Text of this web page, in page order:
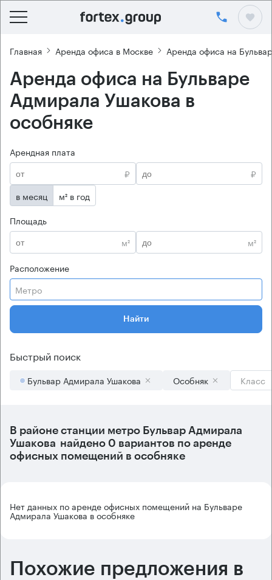
Главная Аренда офиса в Москве Аренда офиса на
Аренда офиса на Бульваре
Адмирала Ушакова в
особняке
Арендная плата
₽
₽
в месяц
м² в год
Площадь
м²
м²
Расположение
Метро
Найти
Быстрый поиск
Бульвар Адмирала Ушакова Особняк Класс
В районе станции метро Бульвар Адмирала
Ушакова найдено 0 вариантов по аренде
офисных помещений в особняке
Нет данных по аренде офисных помещений на Бульваре
Адмирала Ушакова в особняке
Похожие предложения в